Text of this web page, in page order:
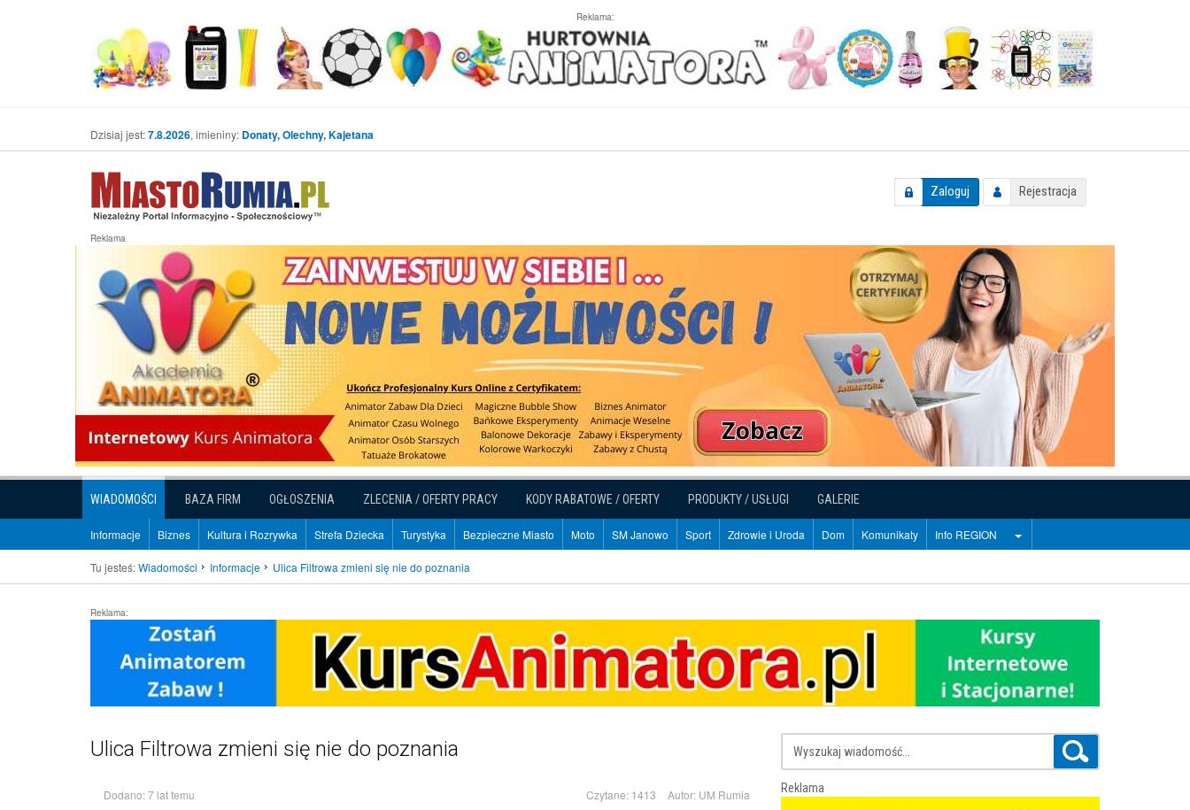
Reklama:
Dzisiaj jest:7.8.2026, imieniny: Donaty, Olechny, Kajetana
Zaloguj Rejestracja
Reklama
WIADOMOŚCI BAZA FIRM OGŁOSZENIA ZLECENIA / OFERTY PRACY KODY RABATOWE / OFERTY PRODUKTY / USŁUGI GALERIE
Informacje Biznes Kultura i Rozrywka Strefa Dziecka Turystyka Bezpieczne Miasto Moto SM Janowo Sport Zdrowie i Uroda Dom Komunikaty Info REGION
Tu jesteś:Wiadomości Informacje Ulica Filtrowa zmieni się nie do poznania
Reklama:
Ulica Filtrowa zmieni się nie do poznania
Dodano: 7 lat temu Czytane: 1413 Autor: UM Rumia Reklama